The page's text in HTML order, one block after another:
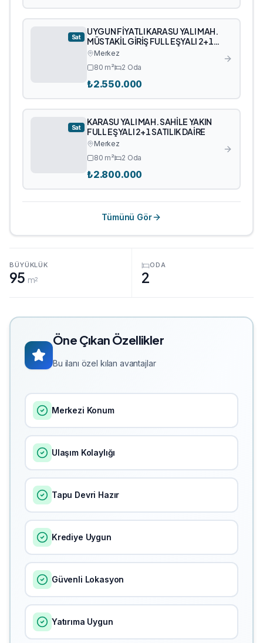
BÜYÜKLÜK
95 m²
ODA
2
Öne Çıkan Özellikler
Bu ilanı özel kılan avantajlar
Merkezi Konum
Ulaşım Kolaylığı
Tapu Devri Hazır
Krediye Uygun
Güvenli Lokasyon
Yatırıma Uygun
Sat
UYGUN FİYATLI KARASU YALI MAH.
MÜSTAKİL GİRİŞ FULL EŞYALI 2+1
SATILIK DAİRE
Merkez
80 m² 2 Oda
₺2.550.000
Sat
KARASU YALI MAH. SAHİLE YAKIN
FULL EŞYALI 2+1 SATILIK DAİRE
Merkez
80 m² 2 Oda
₺2.800.000
Tümünü Gör